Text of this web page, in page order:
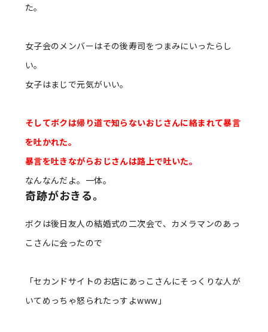
た。
女子会のメンバーはその後寿司をつまみにいったらし
い。
女子はまじで元気がいい。
そしてボクは帰り道で知らないおじさんに絡まれて暴言
を吐かれた。
暴言を吐きながらおじさんは路上で吐いた。
なんなんだよ。一体。
奇跡がおきる。
ボクは後日友人の結婚式の二次会で、カメラマンのあっ
こさんに会ったので
「セカンドサイトのお店にあっこさんにそっくりな人が
いてめっちゃ怒られたっすよwww」